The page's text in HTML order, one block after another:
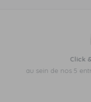
Click
au sein de nos 5